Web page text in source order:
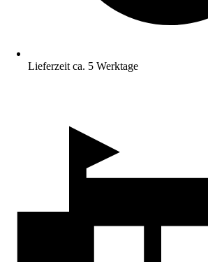
Lieferzeit ca. 5 Werktage